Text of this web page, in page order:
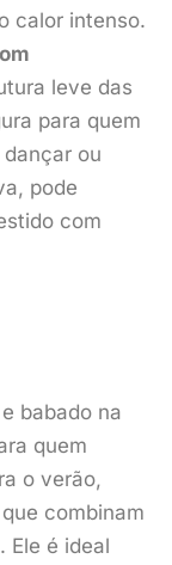
calor intenso.
leve das
para quem
ou
pode
com
babado na
quem
o verão,
combinam
Ele é ideal